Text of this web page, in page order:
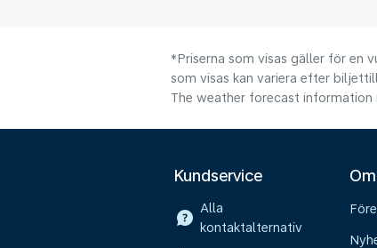
*Priserna som visas gäller för en
som visas kan variera efter
The weather forecast
Kundservice
Alla
kontaktalternativ